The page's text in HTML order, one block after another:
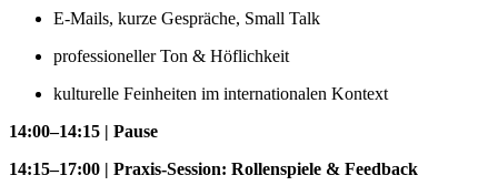
E-Mails, kurze Gespräche, Small Talk
professioneller Ton & Höflichkeit
kulturelle Feinheiten im internationalen Kontext
14:00–14:15 | Pause
14:15–17:00 | Praxis-Session: Rollenspiele & Feedback